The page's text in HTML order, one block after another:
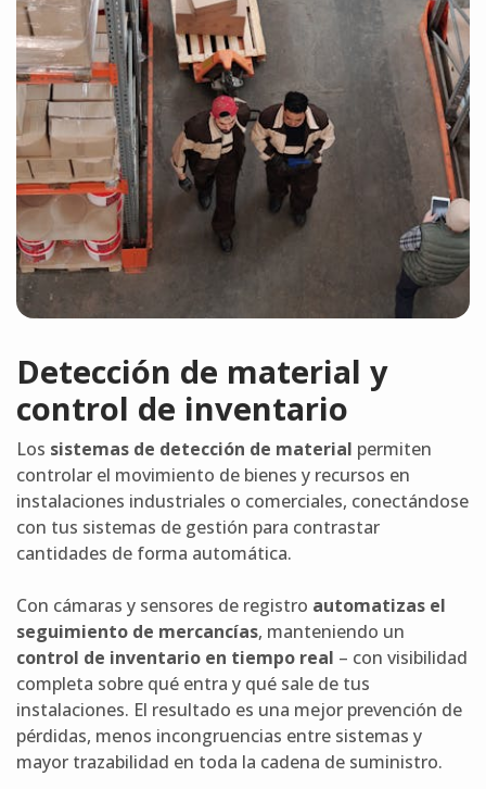
Detección de material y
control de inventario
Los sistemas de detección de material permiten
controlar el movimiento de bienes y recursos en
instalaciones industriales o comerciales, conectándose
con tus sistemas de gestión para contrastar
cantidades de forma automática.
Con cámaras y sensores de registro automatizas el
seguimiento de mercancías, manteniendo un
control de inventario en tiempo real – con visibilidad
completa sobre qué entra y qué sale de tus
instalaciones. El resultado es una mejor prevención de
pérdidas, menos incongruencias entre sistemas y
mayor trazabilidad en toda la cadena de suministro.